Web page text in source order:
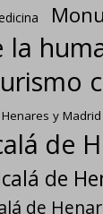
y Madrid
de
de
de